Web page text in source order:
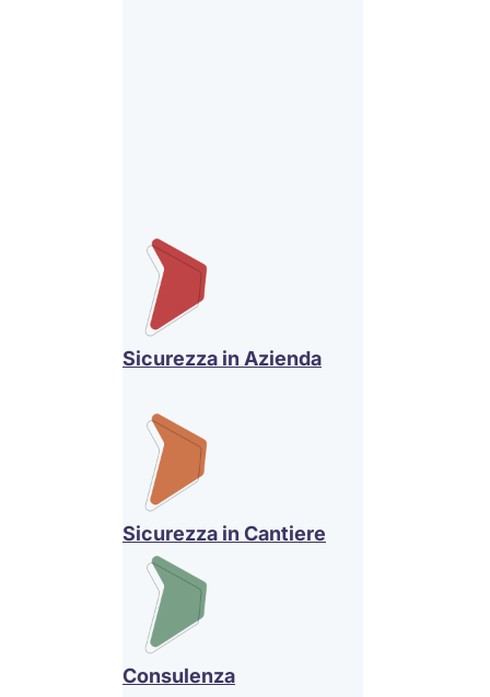
Sicurezza in Azienda
Sicurezza in Cantiere
Consulenza